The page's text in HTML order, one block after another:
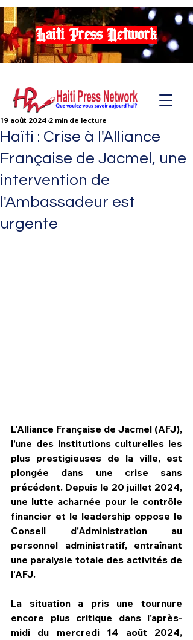
Haiti Press Network
HPN Live
Haïti : Crise à l'Alliance
Française de Jacmel, une
intervention de
l'Ambassadeur est
urgente
19 août 2024 2 min de lecture
L'Alliance Française de Jacmel (AFJ),
l'une des institutions culturelles les
plus prestigieuses de la ville, est
plongée dans une crise sans
précédent. Depuis le 20 juillet 2024,
une lutte acharnée pour le contrôle
financier et le leadership oppose le
Conseil d'Administration au
personnel administratif, entraînant
une paralysie totale des activités de
l'AFJ.
La situation a pris une tournure
encore plus critique dans l'après-
midi du mercredi 14 août 2024,